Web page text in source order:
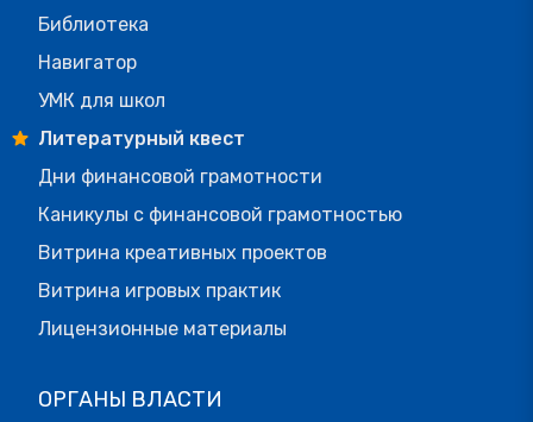
Библиотека
Навигатор
УМК для школ
Литературный квест
Дни финансовой грамотности
Каникулы с финансовой грамотностью
Витрина креативных проектов
Витрина игровых практик
Лицензионные материалы
ОРГАНЫ ВЛАСТИ